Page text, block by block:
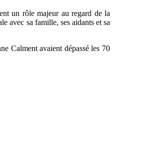
un rôle majeur au regard de la
avec sa famille, ses aidants et sa
Calment avaient dépassé les 70